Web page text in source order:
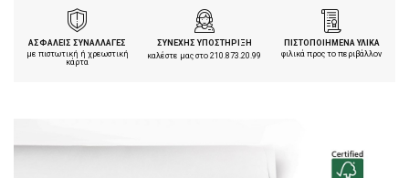
ΑΣΦΑΛΕΙΣ ΣΥΝΑΛΛΑΓΕΣ
με πιστωτική ή χρεωστική
κάρτα
ΣΥΝΕΧΗΣ ΥΠΟΣΤΗΡΙΞΗ
καλέστε μας στο210.873.20.99
ΠΙΣΤΟΠΟΙΗΜΕΝΑ ΥΛΙΚΑ
φιλικά προς το περιβάλλον